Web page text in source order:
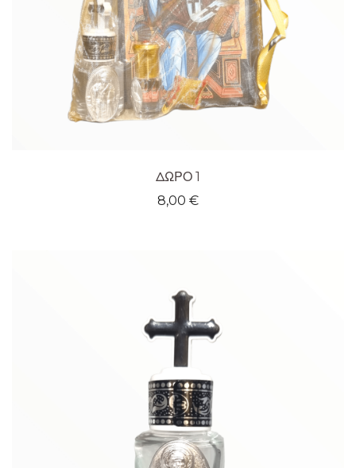
ΔΩΡΟ 1
8,00 €